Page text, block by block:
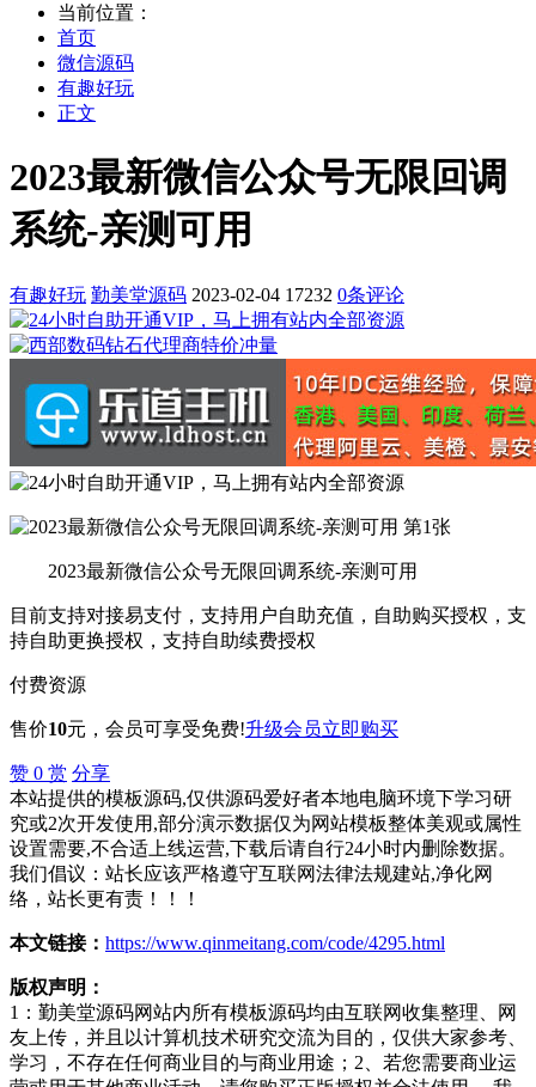
当前位置：
首页
微信源码
有趣好玩
正文
2023最新微信公众号无限回调
系统-亲测可用
有趣好玩 勤美堂源码 2023-02-04 17232 0条评论
2023最新微信公众号无限回调系统-亲测可用
目前支持对接易支付，支持用户自助充值，自助购买授权，支
持自助更换授权，支持自助续费授权
付费资源
售价10元 ，会员可享受免费!升级会员立即购买
赞 0 赏 分享
本站提供的模板源码,仅供源码爱好者本地电脑环境下学习研
究或2次开发使用,部分演示数据仅为网站模板整体美观或属性
设置需要,不合适上线运营,下载后请自行24小时内删除数据。
我们倡议：站长应该严格遵守互联网法律法规建站,净化网
络，站长更有责！！！
本文链接： https://www.qinmeitang.com/code/4295.html
版权声明：
1：勤美堂源码网站内所有模板源码均由互联网收集整理、网
友上传，并且以计算机技术研究交流为目的，仅供大家参考、
学习，不存在任何商业目的与商业用途；2、若您需要商业运